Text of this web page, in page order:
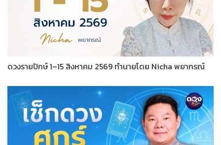
ดวงรายปักษ์ 1–15 สิงหาคม 2569 ทำนายโดย Nicha พยากรณ์